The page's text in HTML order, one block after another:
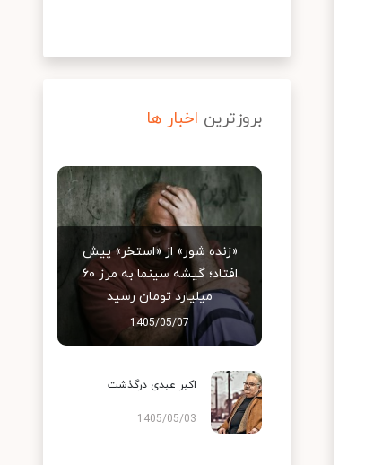
بروزترین اخبار ها
«زنده شور» از «استخر» پیش
افتاد؛ گیشه سینما به مرز ۶۰
میلیارد تومان رسید
1405/05/07
اکبر عبدی درگذشت
1405/05/03